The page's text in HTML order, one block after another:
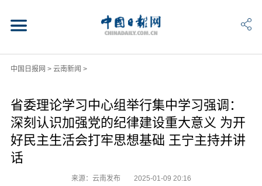
中国日报网 > 云南新闻 >
省委理论学习中心组举行集中学习强调：
深刻认识加强党的纪律建设重大意义 为开
好民主生活会打牢思想基础 王宁主持并讲
话
来源：云南发布 2025-01-09 20:16